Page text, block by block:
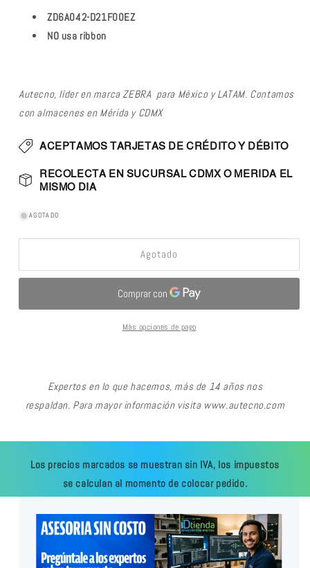
ZD6A042-D21F00EZ
NO usa ribbon
Autecno, líder en marca ZEBRA para México y LATAM. Contamos
con almacenes en Mérida y CDMX
ACEPTAMOS TARJETAS DE CRÉDITO Y DÉBITO
RECOLECTA EN SUCURSAL CDMX O MERIDA EL
MISMO DIA
AGOTADO
Agotado
Más opciones de pago
Expertos en lo que hacemos, más de 14 años nos
respaldan. Para mayor información visita www.autecno.com
Los precios marcados se muestran sin IVA, los impuestos
se calculan al momento de colocar pedido.